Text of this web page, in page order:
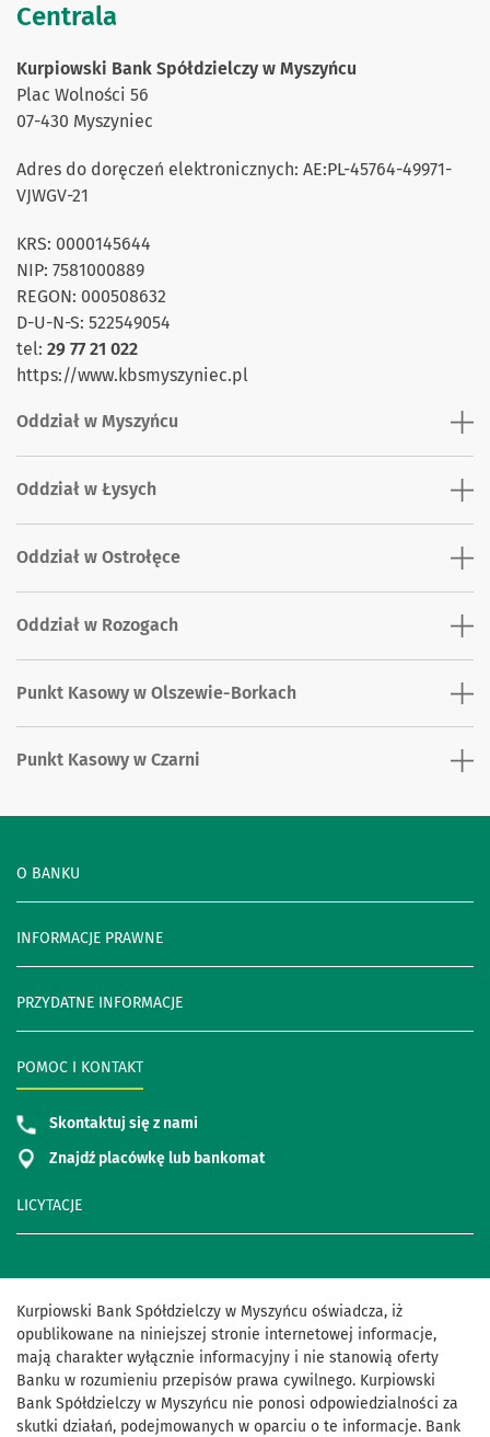
Centrala
Kurpiowski Bank Spółdzielczy w Myszyńcu
Plac Wolności 56
07-430 Myszyniec
Adres do doręczeń elektronicznych: AE:PL-45764-49971-
VJWGV-21
KRS: 0000145644
NIP: 7581000889
REGON: 000508632
D-U-N-S: 522549054
tel: 29 77 21 022
https://www.kbsmyszyniec.pl
Oddział w Myszyńcu
Oddział w Łysych
Oddział w Ostrołęce
Oddział w Rozogach
Punkt Kasowy w Olszewie-Borkach
Punkt Kasowy w Czarni
O BANKU
INFORMACJE PRAWNE
PRZYDATNE INFORMACJE
POMOC I KONTAKT
Skontaktuj się z nami
Znajdź placówkę lub bankomat
LICYTACJE
Kurpiowski Bank Spółdzielczy w Myszyńcu oświadcza, iż
opublikowane na niniejszej stronie internetowej informacje,
mają charakter wyłącznie informacyjny i nie stanowią oferty
Banku w rozumieniu przepisów prawa cywilnego. Kurpiowski
Bank Spółdzielczy w Myszyńcu nie ponosi odpowiedzialności za
skutki działań, podejmowanych w oparciu o te informacje. Bank